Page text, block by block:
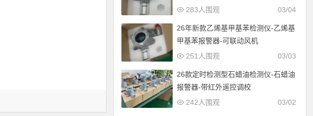
03/04
283人围观
26年新款乙烯基甲基苯检测仪-乙烯基
甲基苯报警器-可联动风机
03/03
251人围观
26款定时检测型石蜡油检测仪-石蜡油
报警器-带红外遥控调校
03/02
242人围观